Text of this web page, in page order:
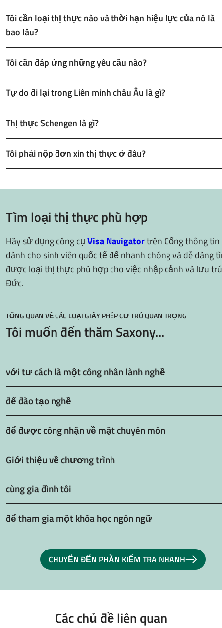
Tôi cần loại thị thực nào và thời hạn hiệu lực của nó là
bao lâu?
Tôi cần đáp ứng những yêu cầu nào?
Tự do đi lại trong Liên minh châu Âu là gì?
Thị thực Schengen là gì?
Tôi phải nộp đơn xin thị thực ở đâu?
Tìm loại thị thực phù hợp
Hãy sử dụng công cụVisa Navigatortrên Cổng thông tin
dành cho sinh viên quốc tế để nhanh chóng và dễ dàng
được loại thị thực phù hợp cho việc nhập cảnh và lưu
Đức.
TỔNG QUAN VỀ CÁC LOẠI GIẤY PHÉP CƯ TRÚ QUAN TRỌNG
Tôi muốn đến thăm Saxony...
với tư cách là một công nhân lành nghề
để đào tạo nghề
để được công nhận về mặt chuyên môn
Giới thiệu về chương trình
cùng gia đình tôi
để tham gia một khóa học ngôn ngữ
CHUYỂN ĐẾN PHẦN KIỂM TRA NHANH
Các chủ đề liên quan